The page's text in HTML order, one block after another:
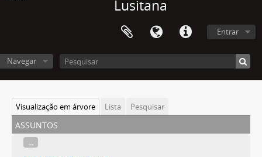
Lusitana
Entrar
Navegar
Visualização em árvore Lista Pesquisar
assuntos
...